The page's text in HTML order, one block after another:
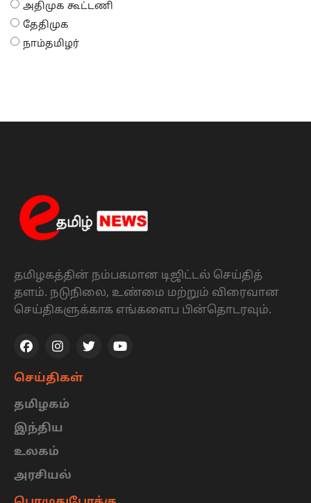
அதிமுக கூட்டணி
தேதிமுக
நாம்தமிழர்
தமிழகத்தின் நம்பகமான டிஜிட்டல் செய்தித்
தளம். நடுநிலை, உண்மை மற்றும் விரைவான
செய்திகளுக்காக எங்களைப பின்தொடரவும்.
செய்திகள்
தமிழகம்
இந்திய
உலகம்
அரசியல்